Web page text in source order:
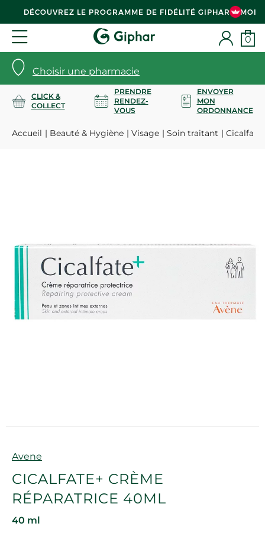
DÉCOUVREZ LE PROGRAMME DE FIDÉLITÉ GIPHAR & MOI
Choisir une pharmacie
0
CLICK &
COLLECT
PRENDRE
RENDEZ-
VOUS
ENVOYER
MON
ORDONNANCE
Accueil Beauté & Hygiène Visage Soin traitant
Marque
Avene
CICALFATE+ CRÈME
RÉPARATRICE 40ML
40 ml